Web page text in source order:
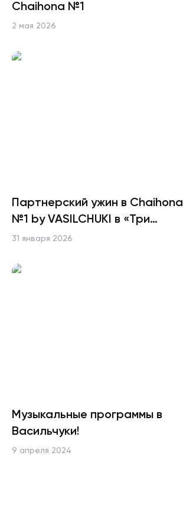
Chaihona №1
2 мая 2026
Партнерский ужин в Chaihona
№1 by VASILCHUKI в «Три
вокзала. Депо»
31 января 2026
Музыкальные программы в
Васильчуки!
9 апреля 2024